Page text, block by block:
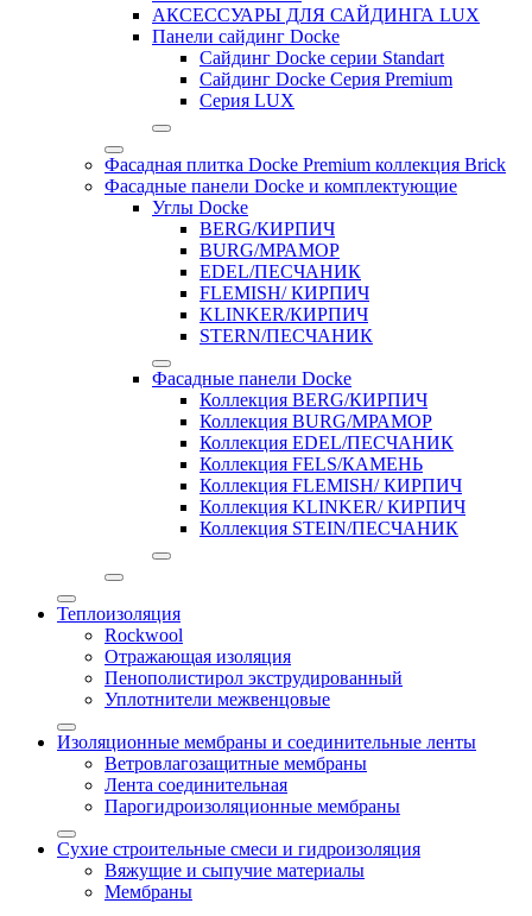
АКСЕССУАРЫ ДЛЯ САЙДИНГА LUX
Панели сайдинг Docke
Cайдинг Docke серии Standart
Сайдинг Docke Серия Premium
Серия LUX
Фасадная плитка Docke Premium коллекция Brick
Фасадные панели Docke и комплектующие
Углы Docke
BERG/КИРПИЧ
BURG/МРАМОР
EDEL/ПЕСЧАНИК
FLEMISH/ КИРПИЧ
KLINKER/КИРПИЧ
STERN/ПЕСЧАНИК
Фасадные панели Docke
Коллекция BERG/КИРПИЧ
Коллекция BURG/МРАМОР
Коллекция EDEL/ПЕСЧАНИК
Коллекция FELS/КАМЕНЬ
Коллекция FLEMISH/ КИРПИЧ
Коллекция KLINKER/ КИРПИЧ
Коллекция STEIN/ПЕСЧАНИК
Теплоизоляция
Rockwool
Отражающая изоляция
Пенополистирол экструдированный
Уплотнители межвенцовые
Изоляционные мембраны и соединительные ленты
Ветровлагозащитные мембраны
Лента соединительная
Парогидроизоляционные мембраны
Сухие строительные смеси и гидроизоляция
Вяжущие и сыпучие материалы
Мембраны